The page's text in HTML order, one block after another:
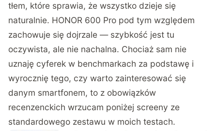
tłem, które sprawia, że wszystko dzieje się
naturalnie. HONOR 600 Pro pod tym względem
zachowuje się dojrzale — szybkość jest tu
oczywista, ale nie nachalna. Chociaż sam nie
uznaję cyferek w benchmarkach za podstawę i
wyrocznię tego, czy warto zainteresować się
danym smartfonem, to z obowiązków
recenzenckich wrzucam poniżej screeny ze
standardowego zestawu w moich testach.